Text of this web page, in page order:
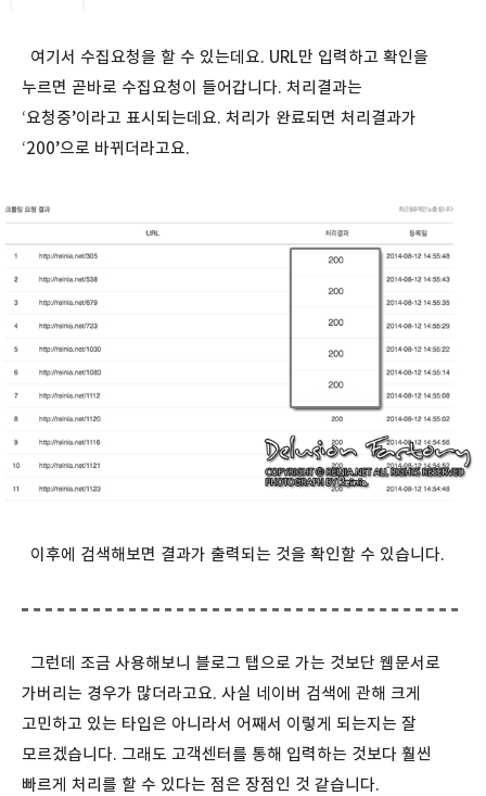
여기서 수집요청을 할 수 있는데요. URL만 입력하고 확인을
누르면 곧바로 수집요청이 들어갑니다. 처리결과는
‘요청중’이라고 표시되는데요. 처리가 완료되면 처리결과가
‘200’으로 바뀌더라고요.
이후에 검색해보면 결과가 출력되는 것을 확인할 수 있습니다.
그런데 조금 사용해보니 블로그 탭으로 가는 것보단 웹문서로
가버리는 경우가 많더라고요. 사실 네이버 검색에 관해 크게
고민하고 있는 타입은 아니라서 어째서 이렇게 되는지는 잘
모르겠습니다. 그래도 고객센터를 통해 입력하는 것보다 훨씬
빠르게 처리를 할 수 있다는 점은 장점인 것 같습니다.